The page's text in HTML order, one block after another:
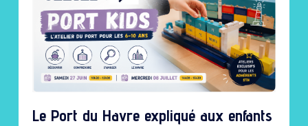
Le Port du Havre expliqué aux enfants